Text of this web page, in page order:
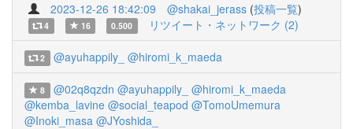
2023-12-26 18:42:09 @shakai_jerass (投稿一覧)
4 16 0.500 リツイート・ネットワーク (2)
2 @ayuhappily_ @hiromi_k_maeda
8 @02q8qzdn @ayuhappily_ @hiromi_k_maeda
@kemba_lavine @social_teapod @TomoUmemura
@Inoki_masa @JYoshida_